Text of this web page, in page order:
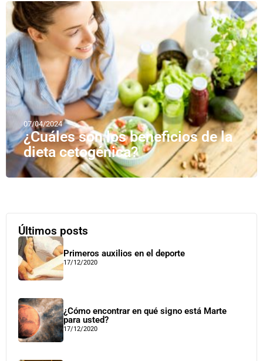
07/04/2024
¿Cuáles son los beneficios de la
dieta cetogénica?
Últimos posts
Primeros auxilios en el deporte
17/12/2020
¿Cómo encontrar en qué signo está Marte
para usted?
17/12/2020